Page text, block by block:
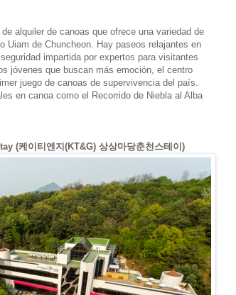
alquiler de canoas que ofrece una variedad de
Uiam de Chuncheon. Hay paseos relajantes en
impartida por expertos para visitantes
jóvenes que buscan más emoción, el centro
juego de canoas de supervivencia del país.
en canoa como el Recorrido de Niebla al Alba
(케이티엔지(KT&G) 상상마당춘천스테이)